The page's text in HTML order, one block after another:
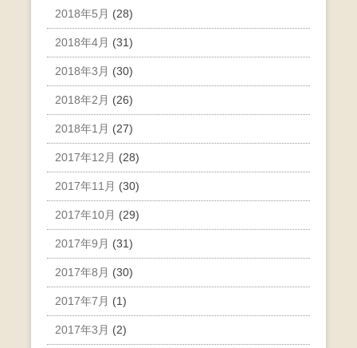
2018年5月 (28)
2018年4月 (31)
2018年3月 (30)
2018年2月 (26)
2018年1月 (27)
2017年12月 (28)
2017年11月 (30)
2017年10月 (29)
2017年9月 (31)
2017年8月 (30)
2017年7月 (1)
2017年3月 (2)